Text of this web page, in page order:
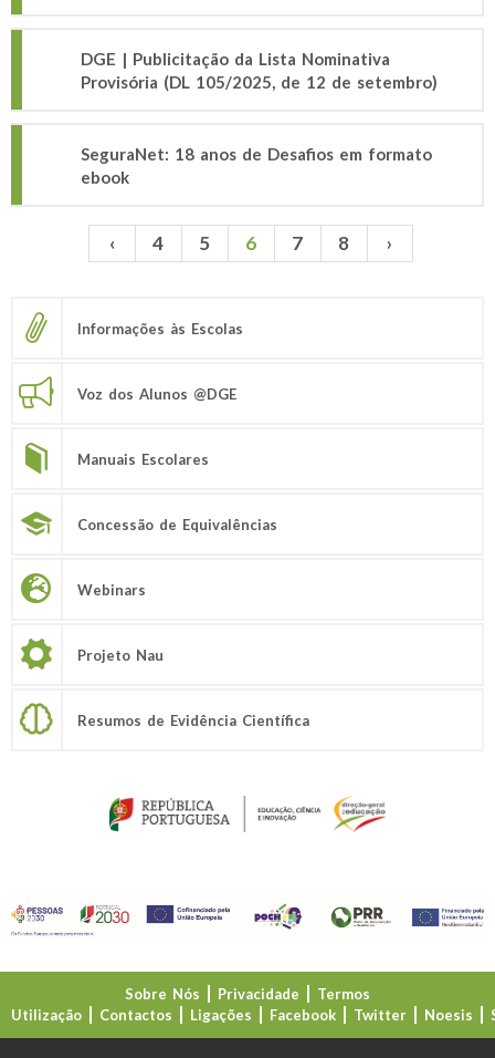
DGE | Publicitação da Lista Nominativa
Provisória (DL 105/2025, de 12 de setembro)
SeguraNet: 18 anos de Desafios em formato
ebook
Páginas ‹ 4 5 6 7 8 ›
Informações às Escolas
Voz dos Alunos @DGE
Manuais Escolares
Concessão de Equivalências
Webinars
Projeto Nau
Resumos de Evidência Científica
Sobre Nós Privacidade
Termos
Utilização
Contactos Ligações Facebook Twitter Noesis